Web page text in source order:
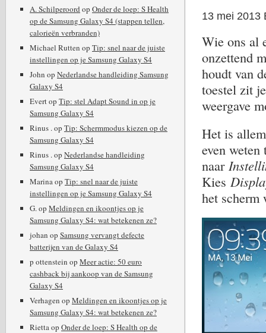
13 mei 2013
Wie ons al
onzettend
houdt van
toestel zit
weergave
Het is
even
naar
Kies
het scherm
A. Schilperoord op Onder de loep: S Health
op de Samsung Galaxy S4 (stappen tellen,
calorieën verbranden)
Michael Rutten op Tip: snel naar de juiste
instellingen op je Samsung Galaxy S4
John op Nederlandse handleiding Samsung
Galaxy S4
Evertop Tip: stel Adapt Sound in op je
Samsung Galaxy S4
Rinus .op Tip: Schermmodus kiezen op de
Samsung Galaxy S4
Rinus .op Nederlandse handleiding
Samsung Galaxy S4
Marinaop Tip: snel naar de juiste
instellingen op je Samsung Galaxy S4
G.op Meldingen en ikoontjes op je
Samsung Galaxy S4: wat betekenen ze?
johan op Samsung vervangt defecte
batterijen van de Galaxy S4
p ottenstein op Meer actie: 50 euro
cashback bij aankoop van de Samsung
Galaxy S4
Verhagen op Meldingen en ikoontjes op je
Samsung Galaxy S4: wat betekenen ze?
Riettaop Onder de loep: S Health op de